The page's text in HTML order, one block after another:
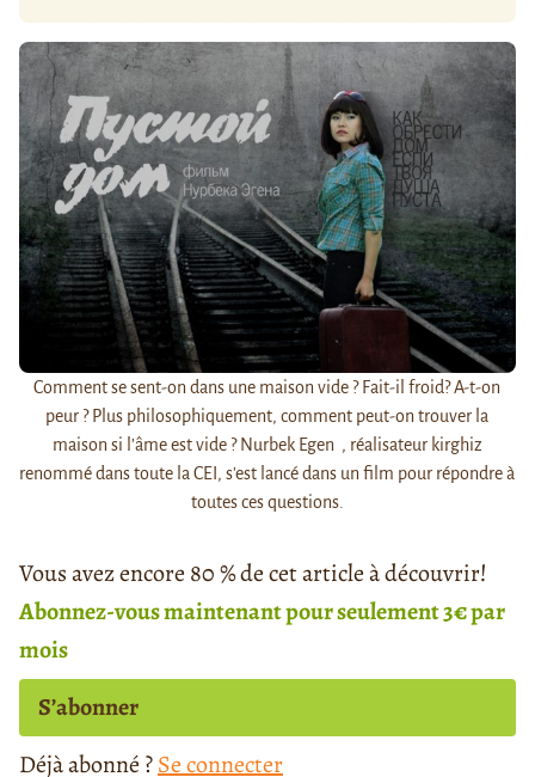
Comment se sent-on dans une maison vide ? Fait-il froid? A-t-on
peur ? Plus philosophiquement, comment peut-on trouver la
maison si l’âme est vide ? Nurbek Egen , réalisateur kirghiz
renommé dans toute la CEI, s'est lancé dans un film pour répondre à
toutes ces questions.
Vous avez encore 80 % de cet article à découvrir!
Abonnez-vous maintenant pour seulement 3€ par
mois
S’abonner
Déjà abonné ?Se connecter